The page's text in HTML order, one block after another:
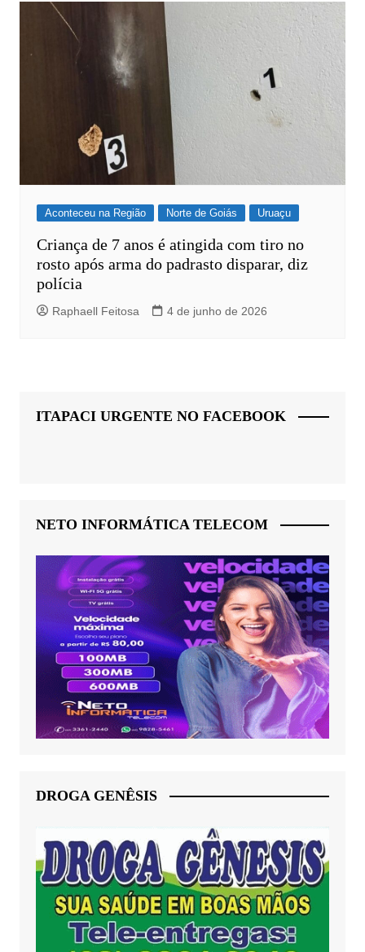
Aconteceu na Região Norte de Goiás Uruaçu
Criança de 7 anos é atingida com tiro no
rosto após arma do padrasto disparar, diz
polícia
Raphaell Feitosa 4 de junho de 2026
ITAPACI URGENTE NO FACEBOOK
NETO INFORMÁTICA TELECOM
DROGA GENÊSIS